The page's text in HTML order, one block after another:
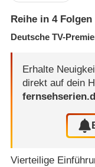
Reihe in 4 Folgen
Deutsche TV-
Erhalte
direkt auf dein
Vierteilige